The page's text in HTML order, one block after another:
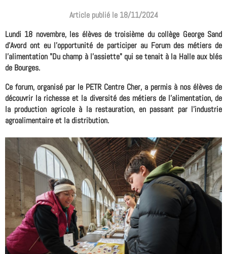
Article publié le 18/11/2024
Lundi 18 novembre, les élèves de troisième du collège George Sand
d'Avord ont eu l'opportunité de participer au Forum des métiers de
l'alimentation "Du champ à l'assiette" qui se tenait à la Halle aux blés
de Bourges.
Ce forum, organisé par le PETR Centre Cher, a permis à nos élèves de
découvrir la richesse et la diversité des métiers de l'alimentation, de
la production agricole à la restauration, en passant par l'industrie
agroalimentaire et la distribution.